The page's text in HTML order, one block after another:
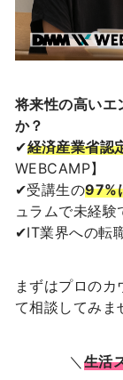
将来性の高いエ
か？
✔︎経済産業省認
WEBCAMP】
✔︎受講生の97%
ュラムで未経
✔︎IT業界への転
まずはプロの
て相談してみま
＼ 生活